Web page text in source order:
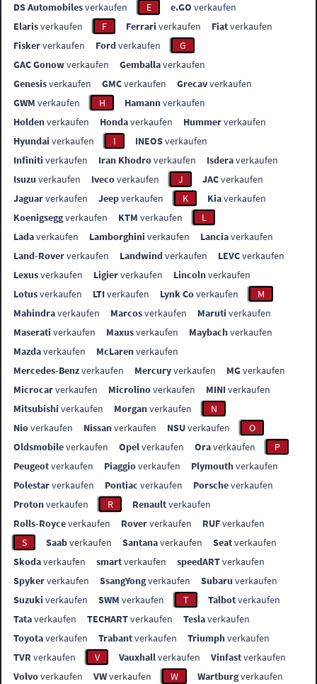
DS Automobilesverkaufen E e.GO verkaufen
Elarisverkaufen F Ferrari verkaufen Fiatverkaufen
Fiskerverkaufen Fordverkaufen
G
GAC Gonowverkaufen Gemballaverkaufen
Genesisverkaufen GMCverkaufen Grecavverkaufen
GWM verkaufen H Hamannverkaufen
Holdenverkaufen Hondaverkaufen Hummerverkaufen
Hyundai verkaufen I INEOSverkaufen
Infiniti verkaufen Iran Khodroverkaufen Isderaverkaufen
Isuzu verkaufen Ivecoverkaufen J JACverkaufen
Jaguarverkaufen Jeepverkaufen K Kiaverkaufen
Koenigseggverkaufen KTM verkaufen
L
Ladaverkaufen Lamborghini verkaufen Lanciaverkaufen
Land-Roververkaufen Landwindverkaufen LEVCverkaufen
Lexusverkaufen Ligierverkaufen Lincolnverkaufen
Lotusverkaufen LTIverkaufen Lynk Coverkaufen
M
Mahindraverkaufen Marcosverkaufen Maruti verkaufen
Maserati verkaufen Maxusverkaufen Maybachverkaufen
Mazdaverkaufen McLarenverkaufen
Mercedes-Benzverkaufen Mercuryverkaufen MGverkaufen
Microcarverkaufen Microlinoverkaufen MINIverkaufen
Mitsubishi verkaufen Morganverkaufen
N
Nioverkaufen Nissanverkaufen NSUverkaufen
O
Oldsmobileverkaufen Opelverkaufen Oraverkaufen
P
Peugeotverkaufen Piaggioverkaufen Plymouthverkaufen
Polestarverkaufen Pontiac verkaufen Porscheverkaufen
Protonverkaufen R Renaultverkaufen
Rolls-Royceverkaufen Roververkaufen RUFverkaufen
S
Saabverkaufen Santanaverkaufen Seatverkaufen
Skodaverkaufen smartverkaufen speedARTverkaufen
Spykerverkaufen SsangYongverkaufen Subaru verkaufen
Suzuki verkaufen SWM verkaufen T Talbotverkaufen
Tataverkaufen TECHARTverkaufen Teslaverkaufen
Toyotaverkaufen Trabantverkaufen Triumphverkaufen
TVR verkaufen V Vauxhallverkaufen Vinfastverkaufen
Volvoverkaufen VWverkaufen W Wartburgverkaufen